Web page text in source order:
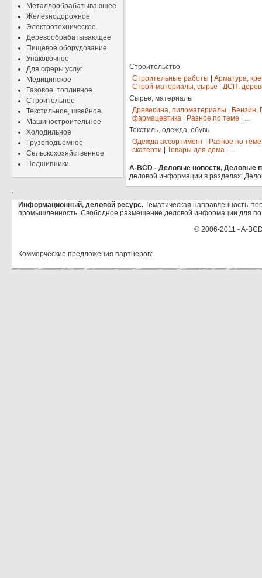
Металлообрабатывающее
Железнодорожное
Электротехническое
Деревообрабатывающее
Пищевое оборудование
Упаковочное
Для сферы услуг
Медицинское
Газовое, топливное
Строительное
Текстильное, швейное
Машиностроительное
Холодильное
Грузоподъемное
Сельскохозяйственное
Подшипники
Строительство
Строительные работы
Арматура,
Строй-материалы, сырье
ДСП,
Сырье, материалы
Древесина, пиломатериалы
Бензин,
фармацевтика
Разное по теме
...
Текстиль, одежда, обувь
Одежда ассортимент
Разное по теме
скатерти
Товары для дома ...
A-BCD - Деловые новости, Деловые
деловой информации в разделах:
.
Информационный, деловой ресурс. Тематическая направленность:
промышленность. Свободное размещение деловой информации для
© 2006-2011 - A-
Коммерческие предложения партнеров: